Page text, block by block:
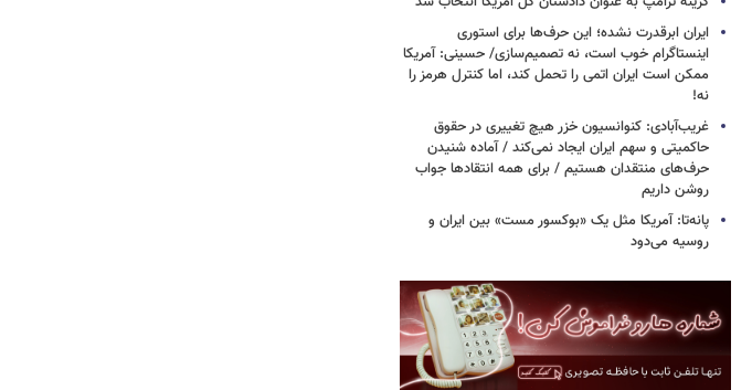
ایران ابرقدرت نشده؛ این حرف‌ها برای استوری
اینستاگرام خوب است، نه تصمیم‌سازی/ حسینی: آمریکا
ممکن است ایران اتمی را تحمل کند، اما کنترل هرمز را
نه!
غریب‌آبادی: کنوانسیون خزر هیچ تغییری در حقوق
حاکمیتی و سهم ایران ایجاد نمی‌کند / آماده شنیدن
حرف‌های منتقدان هستیم / برای همه انتقادها جواب
روشن داریم
پانه‌تا: آمریکا مثل یک «بوکسور مست» بین ایران و
روسیه می‌دود